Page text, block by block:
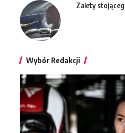
Zalety
Wybór Redakcji